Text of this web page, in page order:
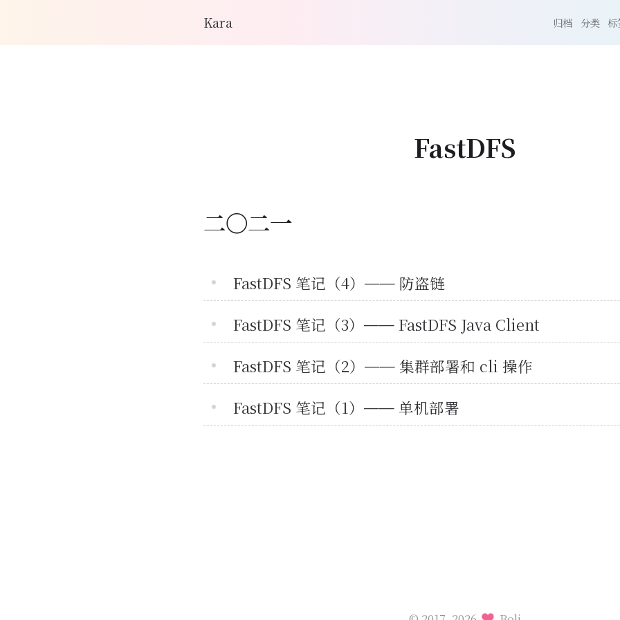
Kara 归档 分类 标
FastDFS
二〇二一
FastDFS 笔记（4）—— 防盗链
FastDFS 笔记（3）—— FastDFS Java Client
FastDFS 笔记（2）—— 集群部署和 cli 操作
FastDFS 笔记（1）—— 单机部署